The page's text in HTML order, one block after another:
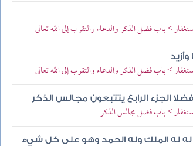
> باب فضل الذكر والدعاء والتقرب إلى الله تعالى
> باب فضل الذكر والدعاء والتقرب إلى الله تعالى
الجزء الرابع يتتبعون مجالس الذكر
> باب فضل مجالس الذكر
له له الملك وله الحمد وهو على كل شيء